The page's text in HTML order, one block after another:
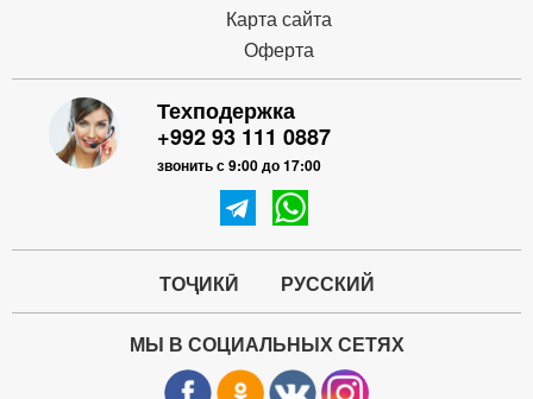
Карта сайта
Оферта
Техподержка
+992 93 111 0887
звонить с 9:00 до 17:00
ТОҶИКӢ РУССКИЙ
МЫ В СОЦИАЛЬНЫХ СЕТЯХ